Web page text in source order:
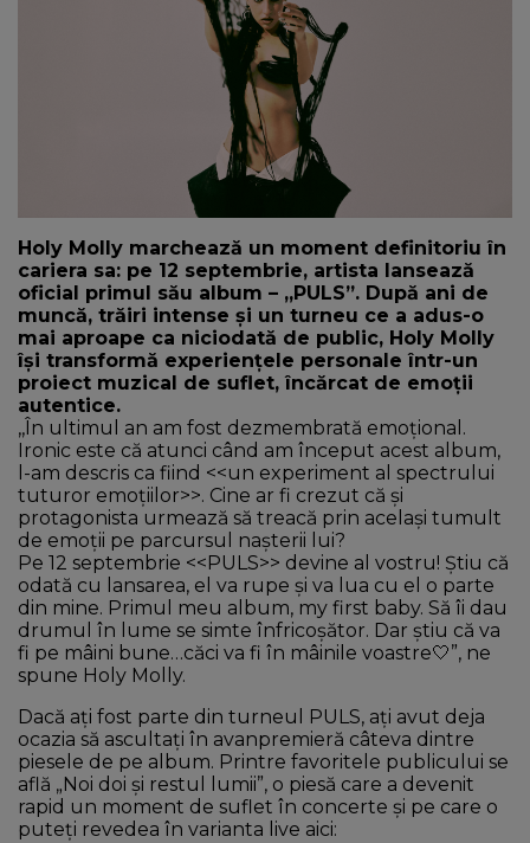
Holy Molly marchează un moment definitoriu în
cariera sa: pe 12 septembrie, artista lansează
oficial primul său album – „PULS”. După ani de
muncă, trăiri intense și un turneu ce a adus-o
mai aproape ca niciodată de public, Holy Molly
își transformă experiențele personale într-un
proiect muzical de suflet, încărcat de emoții
autentice.
,,În ultimul an am fost dezmembrată emoțional.
Ironic este că atunci când am început acest album,
l-am descris ca fiind <<un experiment al spectrului
tuturor emoțiilor>>. Cine ar fi crezut că și
protagonista urmează să treacă prin același tumult
de emoții pe parcursul nașterii lui?
Pe 12 septembrie <<PULS>> devine al vostru! Știu că
odată cu lansarea, el va rupe și va lua cu el o parte
din mine. Primul meu album, my first baby. Să îi dau
drumul în lume se simte înfricoșător. Dar știu că va
fi pe mâini bune…căci va fi în mâinile voastre🤍”, ne
spune Holy Molly.
Dacă ați fost parte din turneul PULS, ați avut deja
ocazia să ascultați în avanpremieră câteva dintre
piesele de pe album. Printre favoritele publicului se
află „Noi doi și restul lumii”, o piesă care a devenit
rapid un moment de suflet în concerte și pe care o
puteți revedea în varianta live aici: